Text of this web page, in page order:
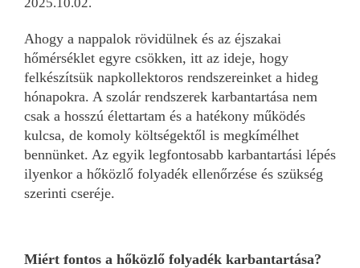
Ahogy a nappalok rövidülnek és az éjszakai
hőmérséklet egyre csökken, itt az ideje, hogy
felkészítsük napkollektoros rendszereinket a hideg
hónapokra. A szolár rendszerek karbantartása nem
csak a hosszú élettartam és a hatékony működés
kulcsa, de komoly költségektől is megkímélhet
bennünket. Az egyik legfontosabb karbantartási lépés
ilyenkor a hőközlő folyadék ellenőrzése és szükség
szerinti cseréje.
Miért fontos a hőközlő folyadék karbantartása?